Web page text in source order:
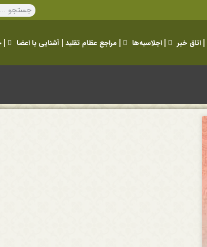
اتاق خبر اجلاسیه‌ها مراجع عظام تقلید آشنایی با اعضا